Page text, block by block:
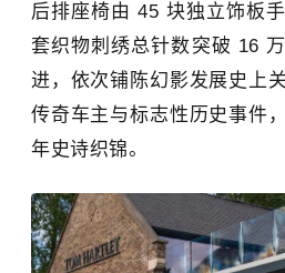
后排座椅由 45 块独立饰板
套织物刺绣总针数突破 16
进，依次铺陈幻影发展史上
传奇车主与标志性历史事件
年史诗织锦。